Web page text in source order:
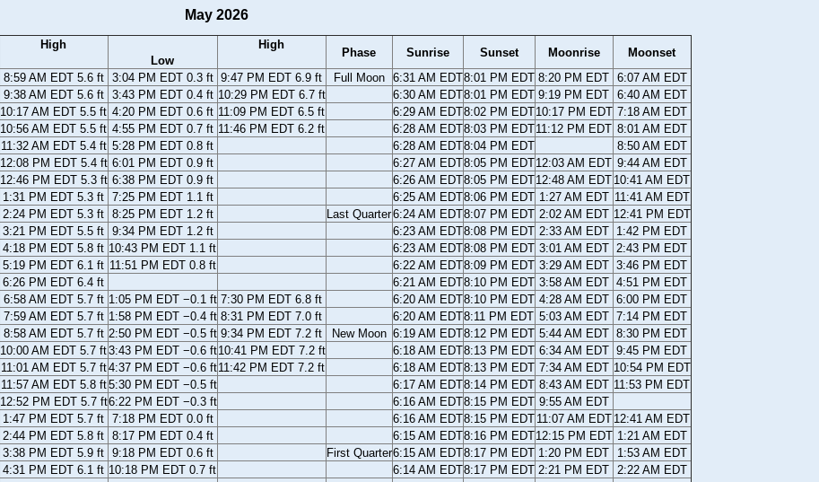
May 2026
High
Low
High
Phase Sunrise Sunset Moonrise
Moonset
8:59 AM EDT 5.6 ft 3:04 PM EDT 0.3 ft 9:47 PM EDT 6.9 ft Full Moon 6:31 AM EDT8:01 PM EDT 8:20 PM EDT 6:07 AM EDT
9:38 AM EDT 5.6 ft 3:43 PM EDT 0.4 ft 10:29 PM EDT 6.7 ft 6:30 AM EDT8:01 PM EDT 9:19 PM EDT 6:40 AM EDT
10:17 AM EDT 5.5 ft 4:20 PM EDT 0.6 ft 11:09 PM EDT 6.5 ft 6:29 AM EDT8:02 PM EDT10:17 PM EDT 7:18 AM EDT
10:56 AM EDT 5.5 ft 4:55 PM EDT 0.7 ft 11:46 PM EDT 6.2 ft 6:28 AM EDT8:03 PM EDT11:12 PM EDT 8:01 AM EDT
11:32 AM EDT 5.4 ft 5:28 PM EDT 0.8 ft 6:28 AM EDT8:04 PM EDT
8:50 AM EDT
12:08 PM EDT 5.4 ft 6:01 PM EDT 0.9 ft 6:27 AM EDT8:05 PM EDT12:03 AM EDT 9:44 AM EDT
12:46 PM EDT 5.3 ft 6:38 PM EDT 0.9 ft 6:26 AM EDT8:05 PM EDT12:48 AM EDT 10:41 AM EDT
1:31 PM EDT 5.3 ft 7:25 PM EDT 1.1 ft 6:25 AM EDT8:06 PM EDT 1:27 AM EDT 11:41 AM EDT
2:24 PM EDT 5.3 ft 8:25 PM EDT 1.2 ft Last Quarter6:24 AM EDT8:07 PM EDT 2:02 AM EDT 12:41 PM EDT
3:21 PM EDT 5.5 ft 9:34 PM EDT 1.2 ft 6:23 AM EDT8:08 PM EDT 2:33 AM EDT
1:42 PM EDT
4:18 PM EDT 5.8 ft 10:43 PM EDT 1.1 ft 6:23 AM EDT8:08 PM EDT 3:01 AM EDT 2:43 PM EDT
5:19 PM EDT 6.1 ft 11:51 PM EDT 0.8 ft 6:22 AM EDT8:09 PM EDT 3:29 AM EDT 3:46 PM EDT
6:26 PM EDT 6.4 ft 6:21 AM EDT8:10 PM EDT 3:58 AM EDT 4:51 PM EDT
6:58 AM EDT 5.7 ft 1:05 PM EDT −0.1 ft 7:30 PM EDT 6.8 ft 6:20 AM EDT8:10 PM EDT 4:28 AM EDT 6:00 PM EDT
7:59 AM EDT 5.7 ft 1:58 PM EDT −0.4 ft 8:31 PM EDT 7.0 ft 6:20 AM EDT8:11 PM EDT 5:03 AM EDT 7:14 PM EDT
8:58 AM EDT 5.7 ft 2:50 PM EDT −0.5 ft 9:34 PM EDT 7.2 ft New Moon 6:19 AM EDT8:12 PM EDT 5:44 AM EDT 8:30 PM EDT
10:00 AM EDT 5.7 ft3:43 PM EDT −0.6 ft10:41 PM EDT 7.2 ft 6:18 AM EDT8:13 PM EDT 6:34 AM EDT 9:45 PM EDT
11:01 AM EDT 5.7 ft4:37 PM EDT −0.6 ft11:42 PM EDT 7.2 ft 6:18 AM EDT8:13 PM EDT 7:34 AM EDT 10:54 PM EDT
11:57 AM EDT 5.8 ft5:30 PM EDT −0.5 ft 6:17 AM EDT8:14 PM EDT 8:43 AM EDT 11:53 PM EDT
12:52 PM EDT 5.7 ft6:22 PM EDT −0.3 ft 6:16 AM EDT8:15 PM EDT 9:55 AM EDT
1:47 PM EDT 5.7 ft 7:18 PM EDT 0.0 ft 6:16 AM EDT8:15 PM EDT 11:07 AM EDT 12:41 AM EDT
2:44 PM EDT 5.8 ft 8:17 PM EDT 0.4 ft 6:15 AM EDT8:16 PM EDT12:15 PM EDT 1:21 AM EDT
3:38 PM EDT 5.9 ft 9:18 PM EDT 0.6 ft First Quarter6:15 AM EDT8:17 PM EDT 1:20 PM EDT
1:53 AM EDT
4:31 PM EDT 6.1 ft 10:18 PM EDT 0.7 ft 6:14 AM EDT8:17 PM EDT 2:21 PM EDT 2:22 AM EDT